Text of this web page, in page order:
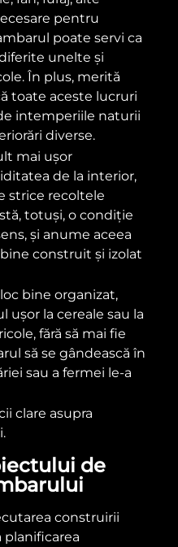
pentru
poate servi ca
unelte și
În plus, merită
toate aceste lucruri
intemperiile naturii
diverse.
mai ușor
de la interior,
strice recoltele
totuși, o condiție
și anume aceea
construit și izolat
bine organizat,
ușor la cereale sau la
fără să mai fie
să se gândească în
sau a fermei le-a
clare asupra
de
construirii
planificarea